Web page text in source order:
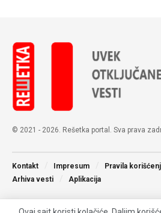
© 2021 - 2026. Rešetka portal. Sva prava
Kontakt Impresum Pravila
Arhiva vesti
Aplikacija